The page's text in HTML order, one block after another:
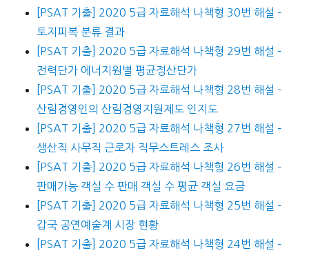
[PSAT 기출] 2020 5급 자료해석 나책형 30번 해설 –
토지피복 분류 결과
[PSAT 기출] 2020 5급 자료해석 나책형 29번 해설 –
전력단가 에너지원별 평균정산단가
[PSAT 기출] 2020 5급 자료해석 나책형 28번 해설 –
산림경영인의 산림경영지원제도 인지도
[PSAT 기출] 2020 5급 자료해석 나책형 27번 해설 –
생산직 사무직 근로자 직무스트레스 조사
[PSAT 기출] 2020 5급 자료해석 나책형 26번 해설 –
판매가능 객실 수 판매 객실 수 평균 객실 요금
[PSAT 기출] 2020 5급 자료해석 나책형 25번 해설 –
갑국 공연예술계 시장 현황
[PSAT 기출] 2020 5급 자료해석 나책형 24번 해설 –